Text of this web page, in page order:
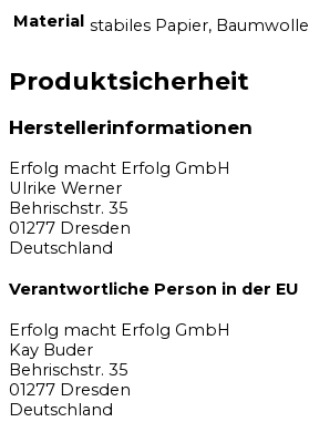
Material stabiles Papier, Baumwolle
Produktsicherheit
Herstellerinformationen
Erfolg macht Erfolg GmbH
Ulrike Werner
Behrischstr. 35
01277 Dresden
Deutschland
Verantwortliche Person in der EU
Erfolg macht Erfolg GmbH
Kay Buder
Behrischstr. 35
01277 Dresden
Deutschland